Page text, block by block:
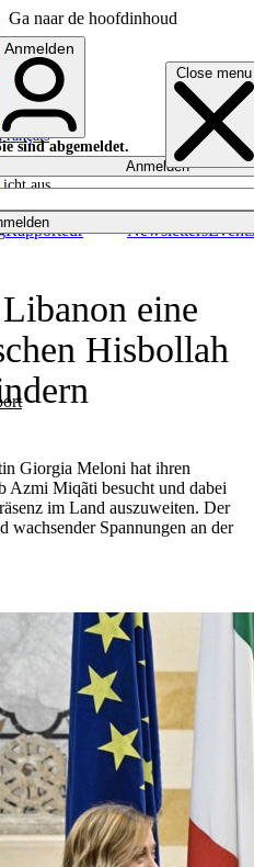
Ga naar de hoofdinhoud
Close menu
Rapporteur NewslettersEvents
English
Anmelden
sind abgemeldet.
Anmelden
aus
eine
Hisbollah
Giorgia Meloni hat ihren
Azmi Miqãti besucht und dabei
im Land auszuweiten. Der
wachsender Spannungen an der